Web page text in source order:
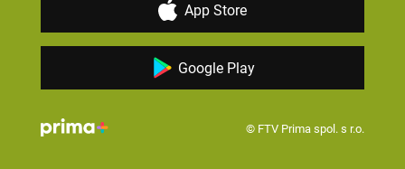
App Store
Google Play
© FTV Prima spol. s r.o.